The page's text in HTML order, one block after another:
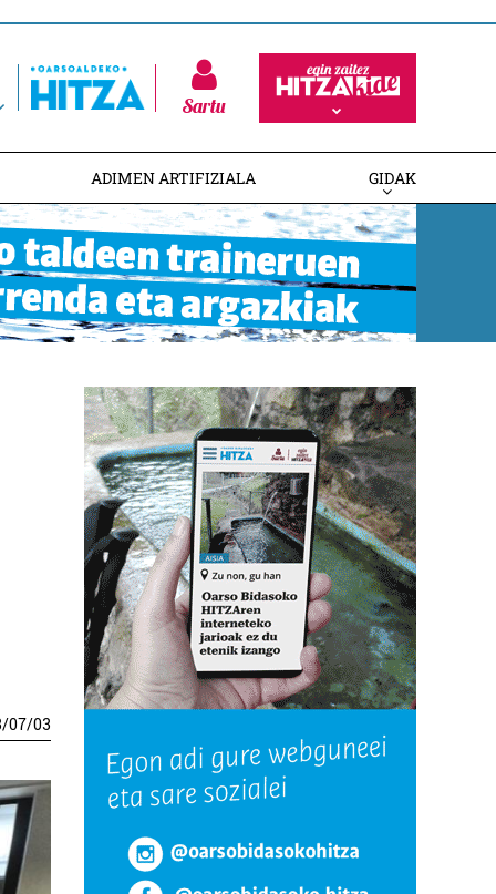
Sartu
ADIMEN ARTIFIZIALA GIDAK
/07/03